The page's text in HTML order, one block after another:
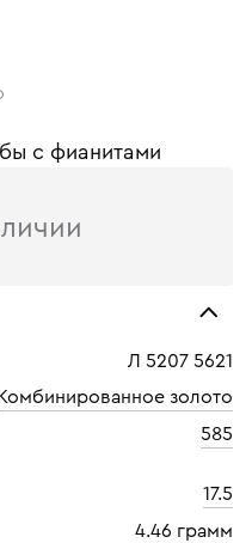
c фианитами
Л 5207 5621
Комбинированное золото
585
17.5
4.46 грамм